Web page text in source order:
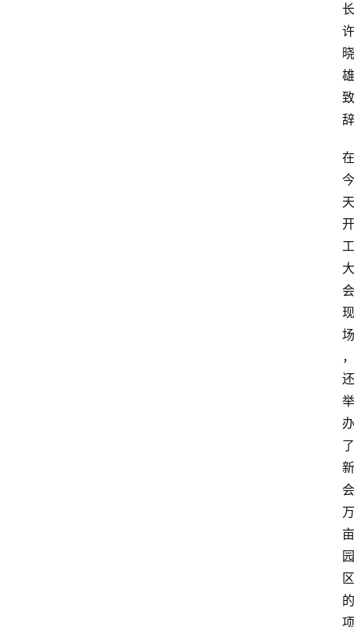
长
许
晓
雄
致
辞
在
今
天
开
工
大
会
现
场
，
还
举
办
了
新
会
万
亩
园
区
的
项